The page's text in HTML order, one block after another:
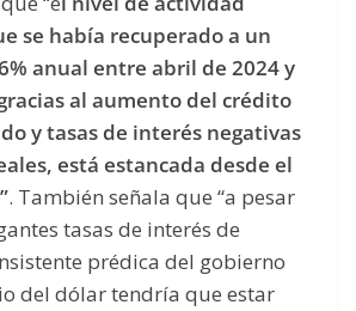
se había recuperado a un
anual entre abril de 2024 y
al aumento del crédito
y tasas de interés negativas
está estancada desde el
. También señala que “a pesar
tasas de interés de
prédica del gobierno
del dólar tendría que estar